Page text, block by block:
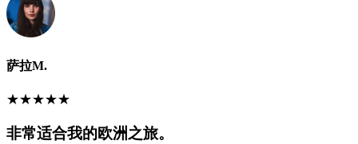
萨拉M.
★★★★★
非常适合我的欧洲之旅。